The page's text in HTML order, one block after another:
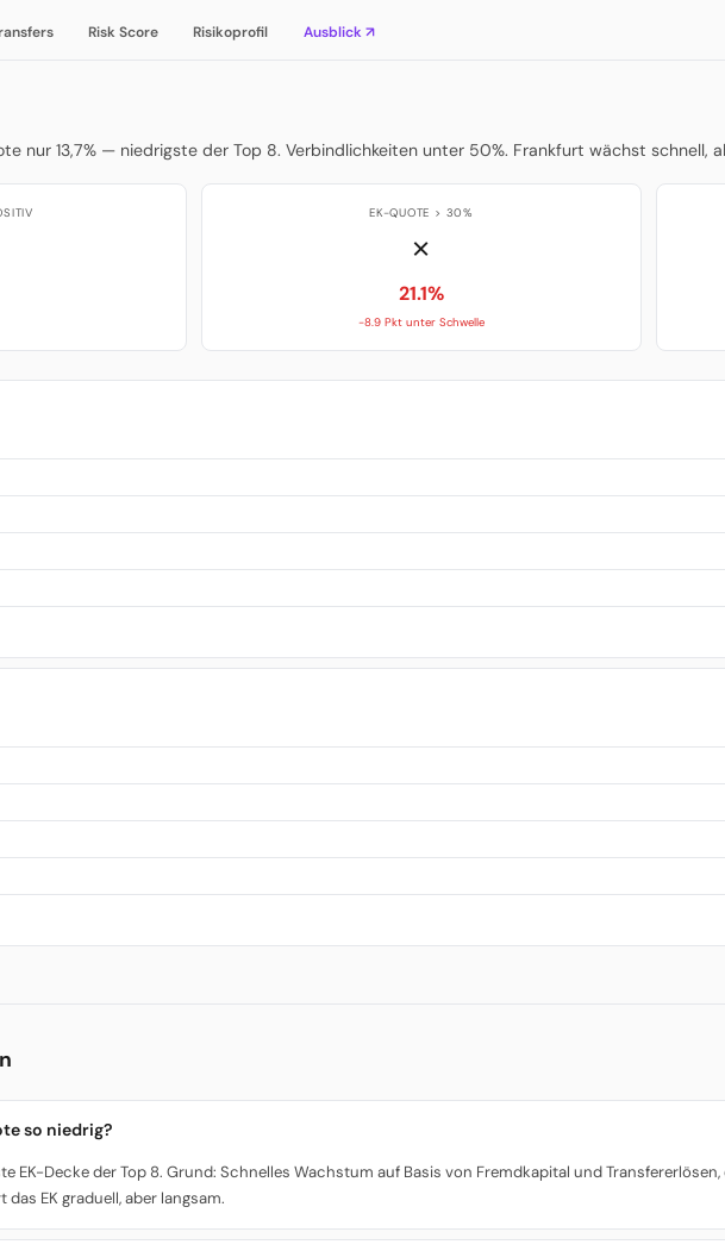
Risk Score Risikoprofil Ausblick ↗
nur 13,7% — niedrigste der Top 8. Verbindlichkeiten unter 50%. Frankfurt wächst schnell,
EK-QUOTE > 30%
✗
21.1%
-8.9 Pkt unter Schwelle
so niedrig?
EK-Decke der Top 8. Grund: Schnelles Wachstum auf Basis von Fremdkapital und
EK graduell, aber langsam.